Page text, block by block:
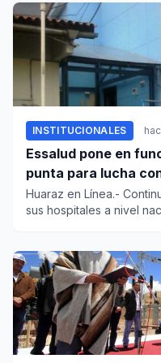
INSTITUCIONALES
Essalud pone en
punta para lucha
Huaraz en Línea.-
sus hospitales a nivel